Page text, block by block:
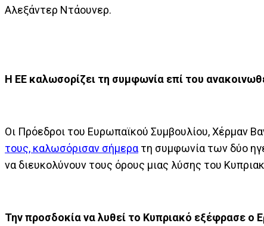
Αλεξάντερ Ντάουνερ.
Η ΕΕ καλωσορίζει τη συμφωνία επί του
Οι Πρόεδροι του Ευρωπαϊκού Συμβουλίου, Χέρμαν
τους, καλωσόρισαν σήμερα τη συμφωνία των δύο
να διευκολύνουν τους όρους μιας λύσης του
Την προσδοκία να λυθεί το Κυπριακό εξέφρασε ο